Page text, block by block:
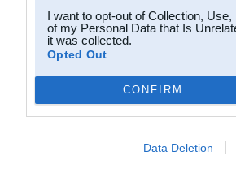
I want to opt-out of Collection,
of my Personal Data that Is
it was collected.
Opted Out
CONFIRM
Data Deletion